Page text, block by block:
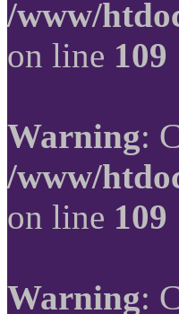
/www/
on line 109
Warning:
/www/
on line 109
Warning: